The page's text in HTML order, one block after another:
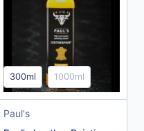
str. 11
300ml 1000ml
Paul's